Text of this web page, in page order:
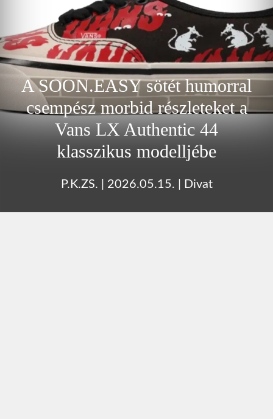
A SOON.EASY sötét humorral
csempész morbid részleteket a
Vans LX Authentic 44
klasszikus modelljébe
P.K.ZS. 2026.05.15. Divat